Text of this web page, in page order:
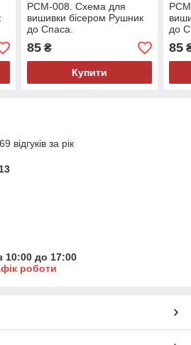
РСМ-008. Схема для
вишивки бісером Рушник
до Спаса.
85₴
Купити
до
85
відгуків за рік
10:00 до 17:00
роботи